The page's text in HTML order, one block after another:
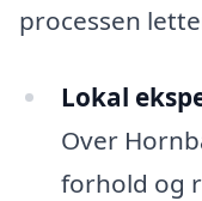
processen
Lokal
Over
forhold og